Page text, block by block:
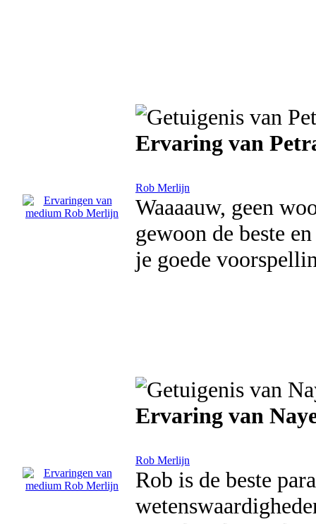
Ervaring van
Rob Merlijn
Waaaauw, geen
gewoon de beste
je goede
Ervaring van
Rob Merlijn
Rob is de beste